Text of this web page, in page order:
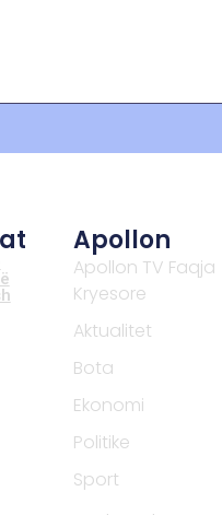
Apollon
Apollon TV Faqja
Kryesore
Aktualitet
Bota
Ekonomi
Politike
Sport